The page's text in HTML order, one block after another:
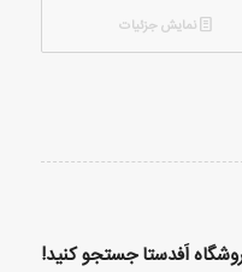
نمایش جزئیات
اَفدستا جستجو کنید!